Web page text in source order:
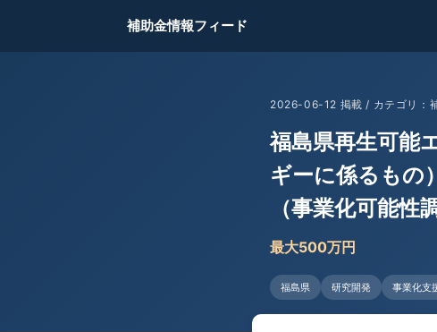
補助金情報フィード
2026-06-12 掲載 / カテゴリ：
福島県再生可能
ギーに係るもの
（事業化可能性
最大500万円
福島県 研究開発 事業化支